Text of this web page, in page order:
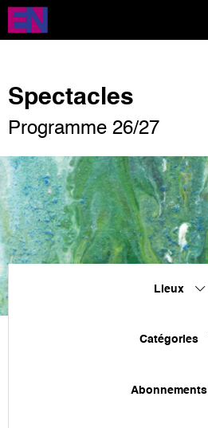
Aller
contenu
Spectacles
Programme 26/27
Lieux
Catégories
Abonnements